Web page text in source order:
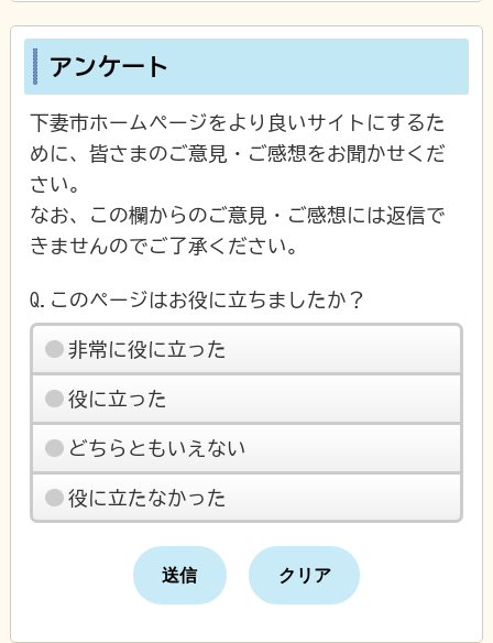
アンケート
下妻市ホームページをより良いサイトにするた
めに、皆さまのご意見・ご感想をお聞かせくだ
さい。
なお、この欄からのご意見・ご感想には返信で
きませんのでご了承ください。
Q.このページはお役に立ちましたか？
非常に役に立った
役に立った
どちらともいえない
役に立たなかった